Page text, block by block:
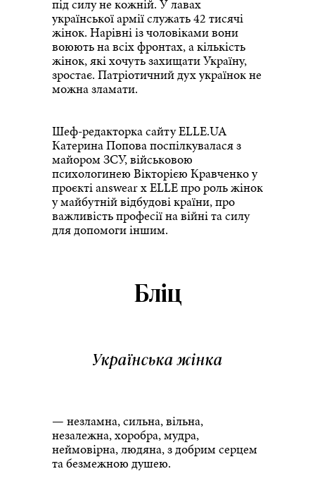
під силу не кожній. У лавах
української армії служать 42 тисячі
жінок. Нарівні із чоловіками вони
воюють на всіх фронтах, а кількість
жінок, які хочуть захищати Україну,
зростає. Патріотичний дух українок не
можна зламати.
Шеф-редакторка сайту ELLE.UA
Катерина Попова поспілкувалася з
майором ЗСУ, військовою
психологинею Вікторією Кравченко у
проєкті answear x ELLE про роль жінок
у майбутній відбудові країни, про
важливість професії на війні та силу
для допомоги іншим.
Бліц
Українська жінка
— незламна, сильна, вільна,
незалежна, хоробра, мудра,
неймовірна, людяна, з добрим серцем
та безмежною душею.